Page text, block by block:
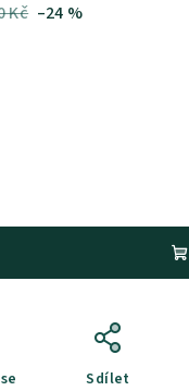
Kč –24 %
Sdílet